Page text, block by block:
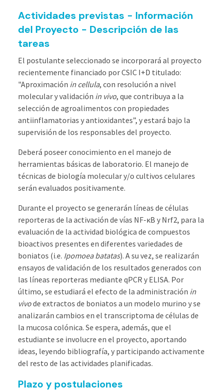
Actividades previstas - Información
del Proyecto - Descripción de las
tareas
El postulante seleccionado se incorporará al proyecto
recientemente financiado por CSIC I+D titulado:
"Aproximación in cellula, con resolución a nivel
molecular y validación in vivo, que contribuya a la
selección de agroalimentos con propiedades
antiinflamatorias y antioxidantes”, y estará bajo la
supervisión de los responsables del proyecto.
Deberá poseer conocimiento en el manejo de
herramientas básicas de laboratorio. El manejo de
técnicas de biología molecular y/o cultivos celulares
serán evaluados positivamente.
Durante el proyecto se generarán líneas de células
reporteras de la activación de vías NF-κB y Nrf2, para la
evaluación de la actividad biológica de compuestos
bioactivos presentes en diferentes variedades de
boniatos (i.e. Ipomoea batatas). A su vez, se realizarán
ensayos de validación de los resultados generados con
las líneas reporteras mediante qPCR y ELISA. Por
último, se estudiará el efecto de la administración in
vivode extractos de boniatos a un modelo murino y se
analizarán cambios en el transcriptoma de células de
la mucosa colónica. Se espera, además, que el
estudiante se involucre en el proyecto, aportando
ideas, leyendo bibliografía, y participando activamente
del resto de las actividades planificadas.
Plazo y postulaciones